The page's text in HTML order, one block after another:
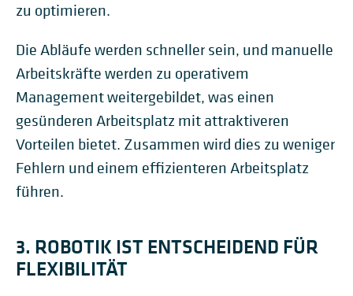
zu optimieren.
Die Abläufe werden schneller sein, und manuelle
Arbeitskräfte werden zu operativem
Management weitergebildet, was einen
gesünderen Arbeitsplatz mit attraktiveren
Vorteilen bietet. Zusammen wird dies zu weniger
Fehlern und einem effizienteren Arbeitsplatz
führen.
3. ROBOTIK IST ENTSCHEIDEND FÜR
FLEXIBILITÄT